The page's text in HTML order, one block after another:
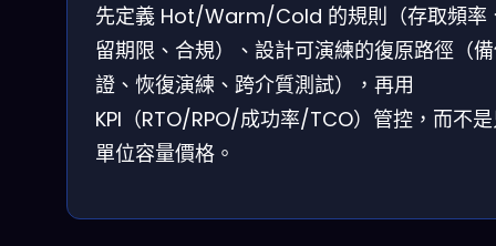
先定義 Hot/Warm/Cold 的規則（存取頻率
留期限、合規）、設計可演練的復原路徑（
證、恢復演練、跨介質測試），再用
KPI（RTO/RPO/成功率/TCO）管控，而不
單位容量價格。